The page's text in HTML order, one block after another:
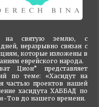
на святую землю, с
неразрывно связан с
которые изложены в
еврейского народа.
Цион” представляет
по теме: «Хасидут на
частью проектов нашей
хасидута ХАББАД по
Тов до нашего времени.